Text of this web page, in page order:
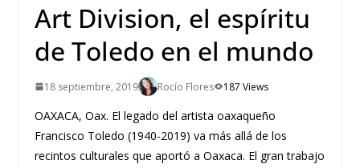
Art Division, el espíritu
de Toledo en el mundo
18 septiembre, 2019 Rocío Flores 187 Views
OAXACA, Oax. El legado del artista oaxaqueño
Francisco Toledo (1940-2019) va más allá de los
recintos culturales que aportó a Oaxaca. El gran trabajo